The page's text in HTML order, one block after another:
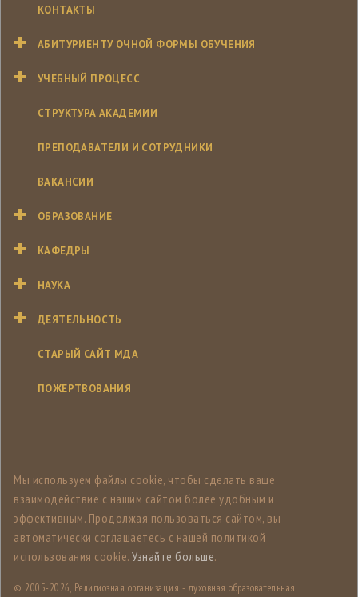
КОНТАКТЫ
АБИТУРИЕНТУ ОЧНОЙ ФОРМЫ ОБУЧЕНИЯ
УЧЕБНЫЙ ПРОЦЕСС
СТРУКТУРА АКАДЕМИИ
ПРЕПОДАВАТЕЛИ И СОТРУДНИКИ
ВАКАНСИИ
ОБРАЗОВАНИЕ
КАФЕДРЫ
НАУКА
ДЕЯТЕЛЬНОСТЬ
СТАРЫЙ САЙТ МДА
ПОЖЕРТВОВАНИЯ
Мы используем файлы cookie, чтобы сделать ваше
взаимодействие с нашим сайтом более удобным и
эффективным. Продолжая пользоваться сайтом, вы
автоматически соглашаетесь с нашей политикой
использования cookie. Узнайте больше.
© 2005-2026, Религиозная организация - духовная образовательная